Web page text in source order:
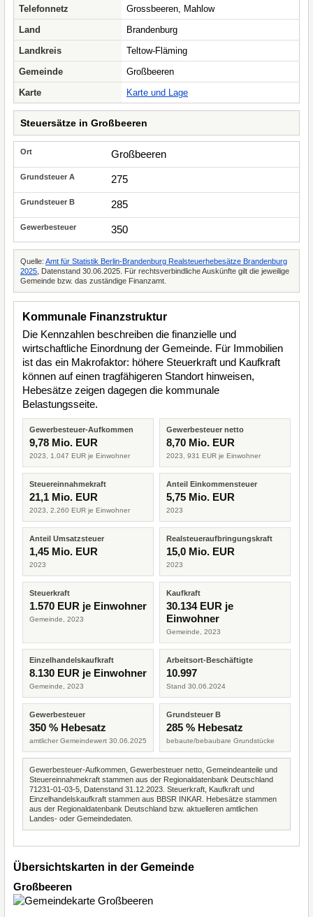
Telefonnetz
Grossbeeren, Mahlow
Land
Brandenburg
Landkreis
Teltow-Fläming
Gemeinde
Großbeeren
Karte
Karte und Lage
Steuersätze in Großbeeren
Großbeeren
275
285
350
Quelle: Amt für Statistik Berlin-Brandenburg Realsteuerhebesätze Brandenburg
2025 , Datenstand 30.06.2025. Für rechtsverbindliche Auskünfte gilt die jeweilige
Gemeinde bzw. das zuständige Finanzamt.
Kommunale Finanzstruktur
Die Kennzahlen beschreiben die finanzielle und
wirtschaftliche Einordnung der Gemeinde. Für Immobilien
ist das ein Makrofaktor: höhere Steuerkraft und Kaufkraft
können auf einen tragfähigeren Standort hinweisen,
Hebesätze zeigen dagegen die kommunale
Belastungsseite.
Gewerbesteuer-Aufkommen
9,78 Mio. EUR
2023, 1.047 EUR je Einwohner
Gewerbesteuer netto
8,70 Mio. EUR
2023, 931 EUR je Einwohner
Steuereinnahmekraft
21,1 Mio. EUR
2023, 2.260 EUR je Einwohner
Anteil Einkommensteuer
5,75 Mio. EUR
2023
Anteil Umsatzsteuer
1,45 Mio. EUR
2023
Realsteueraufbringungskraft
15,0 Mio. EUR
2023
Steuerkraft
1.570 EUR je Einwohner
Gemeinde, 2023
Kaufkraft
30.134 EUR je
Einwohner
Gemeinde, 2023
Einzelhandelskaufkraft
8.130 EUR je Einwohner
Gemeinde, 2023
Arbeitsort-Beschäftigte
10.997
Stand 30.06.2024
Gewerbesteuer
350 % Hebesatz
amtlicher Gemeindewert 30.06.2025
Grundsteuer B
285 % Hebesatz
bebaute/bebaubare Grundstücke
Gewerbesteuer-Aufkommen, Gewerbesteuer netto, Gemeindeanteile und
Steuereinnahmekraft stammen aus der Regionaldatenbank Deutschland
71231-01-03-5, Datenstand 31.12.2023. Steuerkraft, Kaufkraft und
Einzelhandelskaufkraft stammen aus BBSR INKAR. Hebesätze stammen
aus der Regionaldatenbank Deutschland bzw. aktuelleren amtlichen
Landes- oder Gemeindedaten.
Übersichtskarten in der Gemeinde
Großbeeren